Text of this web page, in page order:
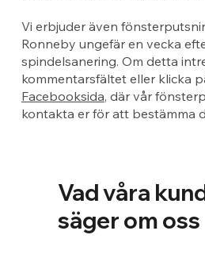
Vi erbjuder även
Ronneby ungefär en vecka
spindelsanering. Om detta
kommentarsfältet eller klicka
Facebooksida, där vår
kontakta er för att bestämma
Vad våra
säger om oss